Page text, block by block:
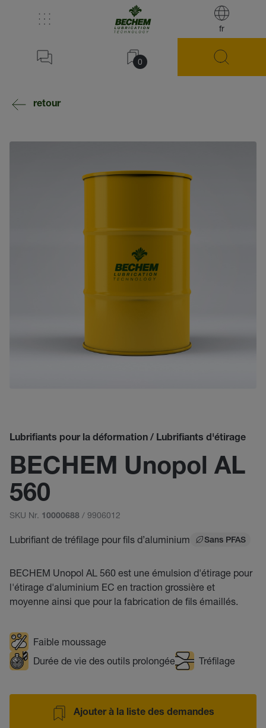
fr
0
retour
Lubrifiants pour la déformation / Lubrifiants d'étirage
BECHEM Unopol AL
560
SKU Nr. 10000688 / 9906012
Lubrifiant de tréfilage pour fils d’aluminium Sans PFAS
BECHEM Unopol AL 560 est une émulsion d'étirage pour
l'étirage d'aluminium EC en traction grossière et
moyenne ainsi que pour la fabrication de fils émaillés.
Faible moussage
Durée de vie des outils prolongée
Tréfilage
Ajouter à la liste des demandes